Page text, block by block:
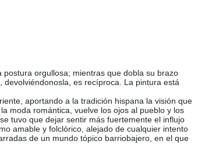
orgullosa; mientras que dobla su brazo
es recíproca. La pintura está
aportando a la tradición hispana la visión que
moda romántica, vuelve los ojos al pueblo y los
tuvo que dejar sentir más fuertemente el influjo
amable y folclórico, alejado de cualquier intento
de un mundo tópico barriobajero, en el que